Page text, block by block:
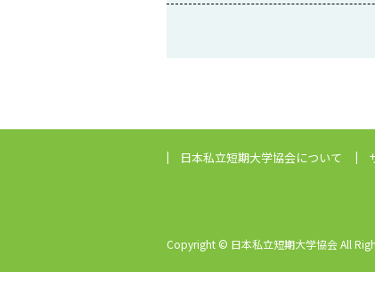
日本私立短期大学協会について
Copyright © 日本私立短期大学協会 All